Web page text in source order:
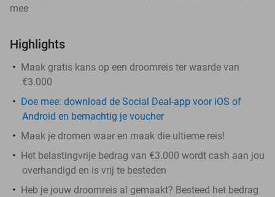
mee
Highlights
Maak gratis kans op een droomreis ter waarde van
€3.000
Doe mee: download de Social Deal-app voor iOS of
Android en bemachtig je voucher
Maak je dromen waar en maak die ultieme reis!
Het belastingvrije bedrag van €3.000 wordt cash aan jou
overhandigd en is vrij te besteden
Heb je jouw droomreis al gemaakt? Besteed het bedrag